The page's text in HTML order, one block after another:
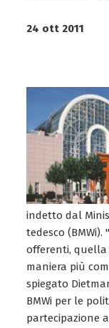
24 ott 2011
indetto dal
tedesco
offerenti, quella
maniera più
spiegato
BMWi per le
partecipazione